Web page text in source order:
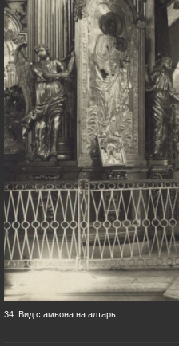
Экскурсия
за веру в
Севере”
Главная
34. Вид с амвона на алтарь.